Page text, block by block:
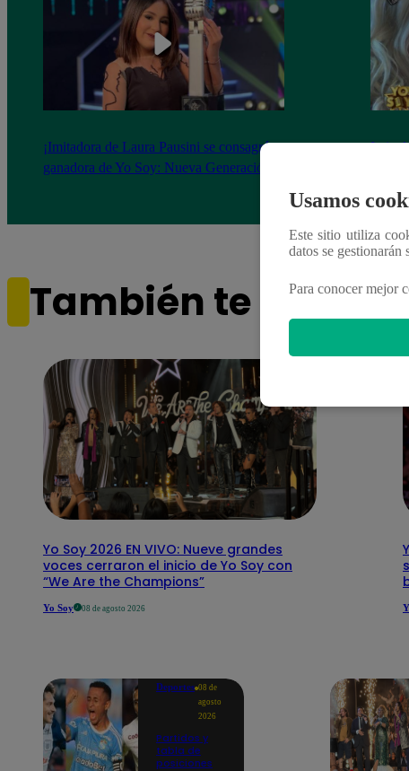
¡Imitadora de Laura Pausini se consagró
ganadora de Yo Soy: Nueva Generación!
También te puede
Yo Soy 2026 EN VIVO: Nueve grandes
voces cerraron el inicio de Yo Soy con
“We Are the Champions”
Yo Soy 08 de agosto 2026
Deportes 08 de
agosto
2026
Partidos y
tabla de
posiciones
Usamos
Este sitio utiliza
datos se gestionarán
Para conocer mejor